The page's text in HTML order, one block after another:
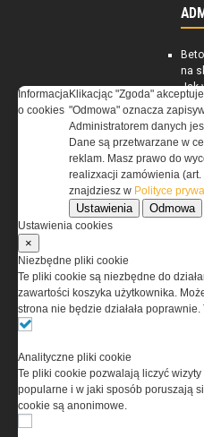
na
Jak
Informacja
o cookies
Klikacjąc "Zgoda"
"Odmowa" oznacza
Administratorem danych
Dane są przetwarzane w
reklam. Masz prawo do
realizxacji zamówienia (art.
znajdziesz w Polityce
Ustawienia Odmowa
Ustawienia cookies
×
Niezbędne pliki cookie
Te pliki cookie są niezbędne do
zawartości koszyka użytkownika.
strona nie będzie działała
Analityczne pliki cookie
Te pliki cookie pozwalają liczyć
popularne i w jaki sposób poruszają
cookie są anonimowe.